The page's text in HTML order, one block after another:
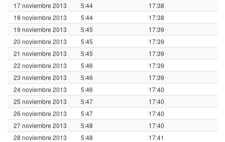
17 noviembre 2013
5:44
17:38
18 noviembre 2013
5:44
17:38
19 noviembre 2013
5:45
17:39
20 noviembre 2013
5:45
17:39
21 noviembre 2013
5:45
17:39
22 noviembre 2013
5:46
17:39
23 noviembre 2013
5:46
17:39
24 noviembre 2013
5:46
17:40
25 noviembre 2013
5:47
17:40
26 noviembre 2013
5:47
17:40
27 noviembre 2013
5:48
17:40
28 noviembre 2013
5:48
17:41